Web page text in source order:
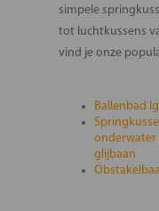
simpele
tot luchtkussens
vind je onze
Ballenbad
onderwater
glijbaan